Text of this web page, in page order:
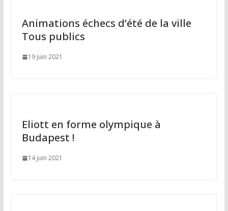
Animations échecs d’été de la ville
Tous publics
19 juin 2021
Eliott en forme olympique à
Budapest !
14 juin 2021